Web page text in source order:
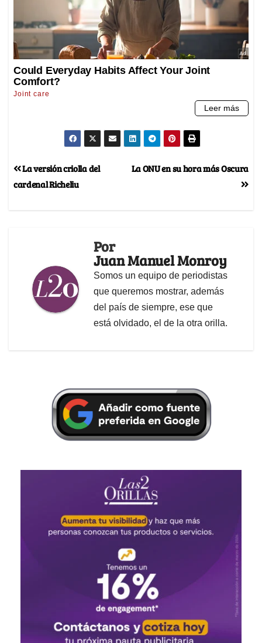
La ONU en su hora más Oscura
La versión criolla del
cardenal Richeliu
Por
Juan Manuel Monroy
Somos un equipo de periodistas
que queremos mostrar, además
del país de siempre, ese que
está olvidado, el de la otra orilla.